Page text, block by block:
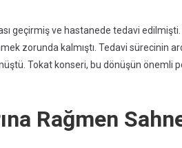
geçirmiş ve hastanede tedavi
zorunda kalmıştı. Tedavi sürecinin
Tokat konseri, bu dönüşün önemli
Rağmen